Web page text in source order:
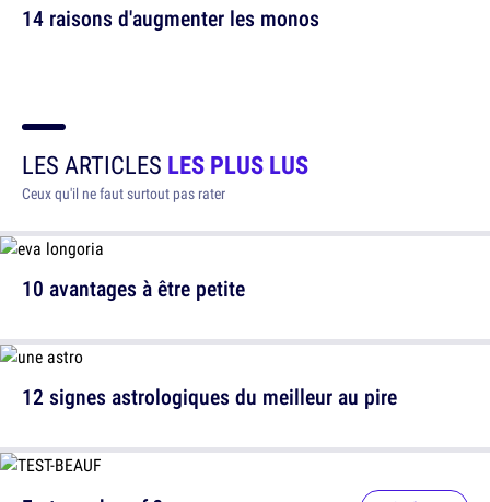
14 raisons d'augmenter les monos
LES ARTICLES LES PLUS LUS
Ceux qu'il ne faut surtout pas rater
10 avantages à être petite
12 signes astrologiques du meilleur au pire